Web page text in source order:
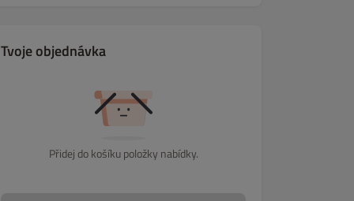
Tvoje objednávka
Přidej do košíku položky nabídky.